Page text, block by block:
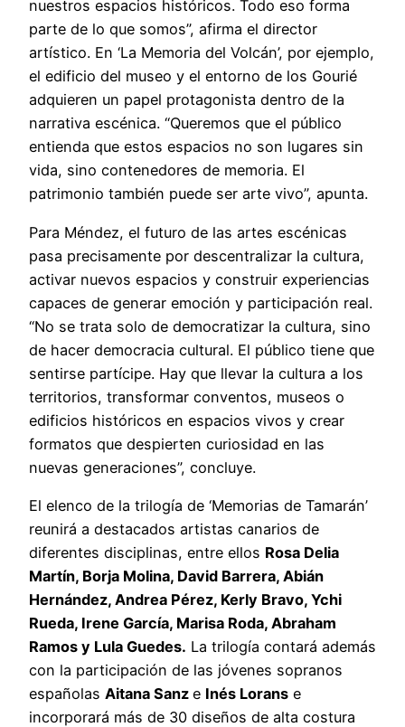
nuestros espacios históricos. Todo eso forma
parte de lo que somos”, afirma el director
artístico. En ‘La Memoria del Volcán’, por ejemplo,
el edificio del museo y el entorno de los Gourié
adquieren un papel protagonista dentro de la
narrativa escénica. “Queremos que el público
entienda que estos espacios no son lugares sin
vida, sino contenedores de memoria. El
patrimonio también puede ser arte vivo”, apunta.
Para Méndez, el futuro de las artes escénicas
pasa precisamente por descentralizar la cultura,
activar nuevos espacios y construir experiencias
capaces de generar emoción y participación real.
“No se trata solo de democratizar la cultura, sino
de hacer democracia cultural. El público tiene que
sentirse partícipe. Hay que llevar la cultura a los
territorios, transformar conventos, museos o
edificios históricos en espacios vivos y crear
formatos que despierten curiosidad en las
nuevas generaciones”, concluye.
El elenco de la trilogía de ‘Memorias de Tamarán’
reunirá a destacados artistas canarios de
diferentes disciplinas, entre ellos Rosa Delia
Martín, Borja Molina, David Barrera, Abián
Hernández, Andrea Pérez, Kerly Bravo, Ychi
Rueda, Irene García, Marisa Roda, Abraham
Ramos y Lula Guedes. La trilogía contará además
con la participación de las jóvenes sopranos
españolas Aitana Sanz e Inés Lorans e
incorporará más de 30 diseños de alta costura